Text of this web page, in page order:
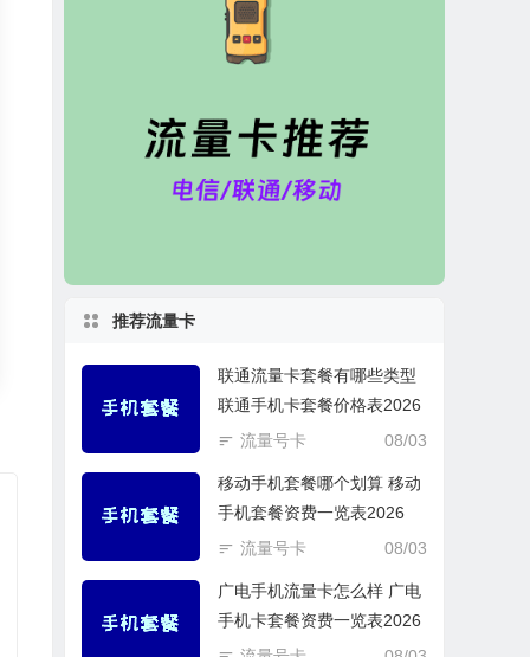
推荐流量卡
联通流量卡套餐有哪些类型
联通手机卡套餐价格表2026
08/03
流量号卡
移动手机套餐哪个划算 移动
手机套餐资费一览表2026
08/03
流量号卡
广电手机流量卡怎么样 广电
手机卡套餐资费一览表2026